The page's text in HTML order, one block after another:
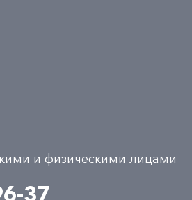
и физическими лицами
37